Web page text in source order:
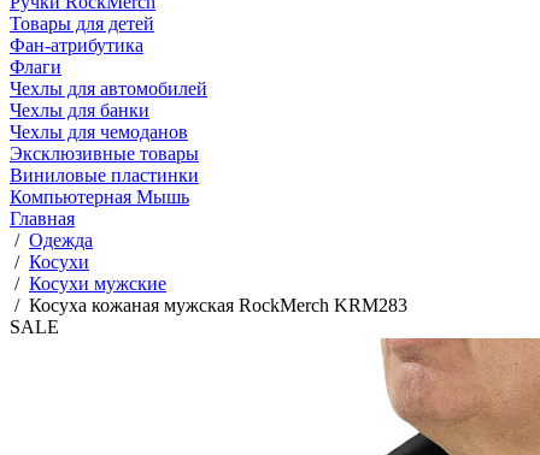
Товары для детей
Фан-атрибутика
Флаги
Чехлы для автомобилей
Чехлы для банки
Чехлы для чемоданов
Эксклюзивные товары
Виниловые пластинки
Компьютерная Мышь
Главная
/ Одежда
/ Косухи
/ Косухи мужские
/ Косуха кожаная мужская RockMerch KRM283
SALE